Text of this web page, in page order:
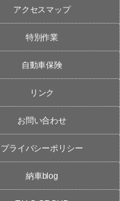
アクセスマップ
特別作業
自動車保険
リンク
お問い合わせ
プライバシーポリシー
納車blog